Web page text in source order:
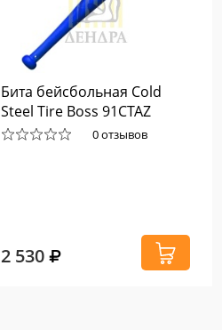
Бита бейсбольная Cold
Steel Tire Boss 91CTAZ
0 отзывов
2 530